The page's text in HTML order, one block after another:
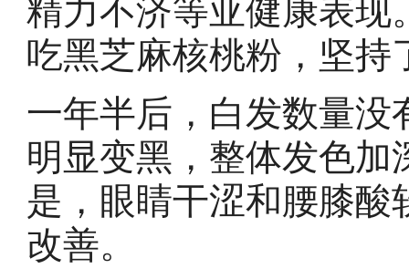
精力不济等亚健康表
吃黑芝麻核桃粉，坚持
一年半后，白发数量
明显变黑，整体发色
是，眼睛干涩和腰膝
改善。